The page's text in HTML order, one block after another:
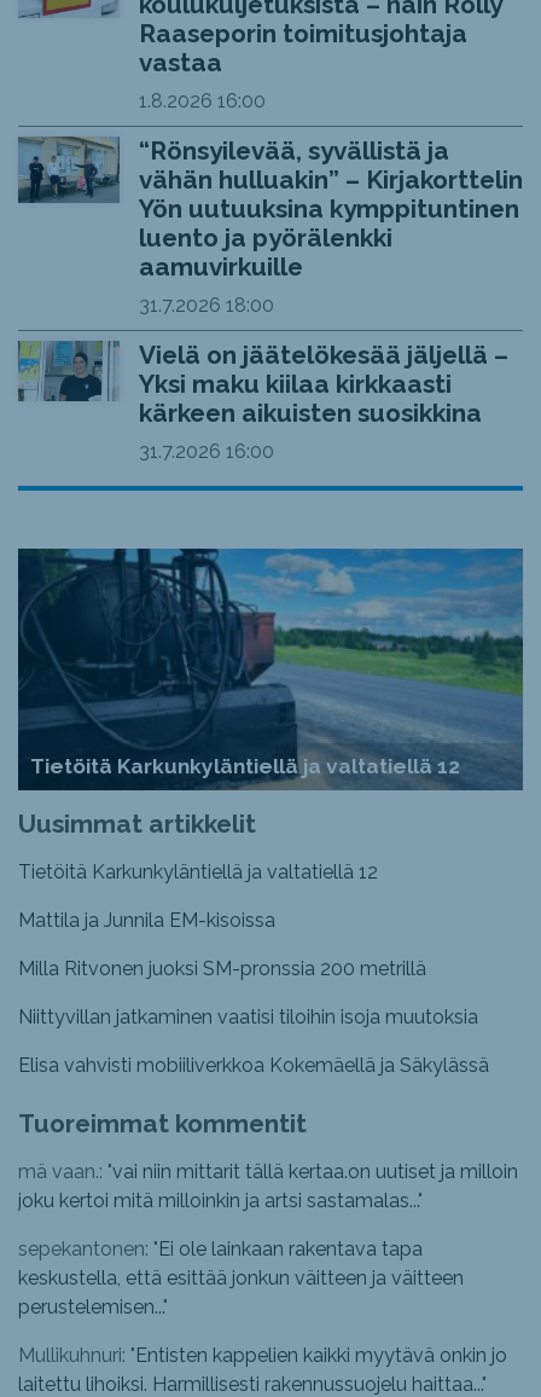
Raaseporin toimitusjohtaja
vastaa
1.8.2026 16:00
“Rönsyilevää, syvällistä ja
vähän hulluakin” – Kirjakorttelin
Yön uutuuksina kymppituntinen
luento ja pyörälenkki
aamuvirkuille
31.7.2026 18:00
Vielä on jäätelökesää jäljellä –
Yksi maku kiilaa kirkkaasti
kärkeen aikuisten suosikkina
31.7.2026 16:00
Tietöitä Karkunkyläntiellä ja valtatiellä 12
Uusimmat artikkelit
Tietöitä Karkunkyläntiellä ja valtatiellä 12
Mattila ja Junnila EM-kisoissa
Milla Ritvonen juoksi SM-pronssia 200 metrillä
Niittyvillan jatkaminen vaatisi tiloihin isoja muutoksia
Elisa vahvisti mobiiliverkkoa Kokemäellä ja Säkylässä
Tuoreimmat kommentit
mä vaan.: "vai niin mittarit tällä kertaa.on uutiset ja milloin
joku kertoi mitä milloinkin ja artsi sastamalas..."
sepekantonen: "Ei ole lainkaan rakentava tapa
keskustella, että esittää jonkun väitteen ja väitteen
perustelemisen..."
Mullikuhnuri: "Entisten kappelien kaikki myytävä onkin jo
laitettu lihoiksi. Harmillisesti rakennussuojelu haittaa..."